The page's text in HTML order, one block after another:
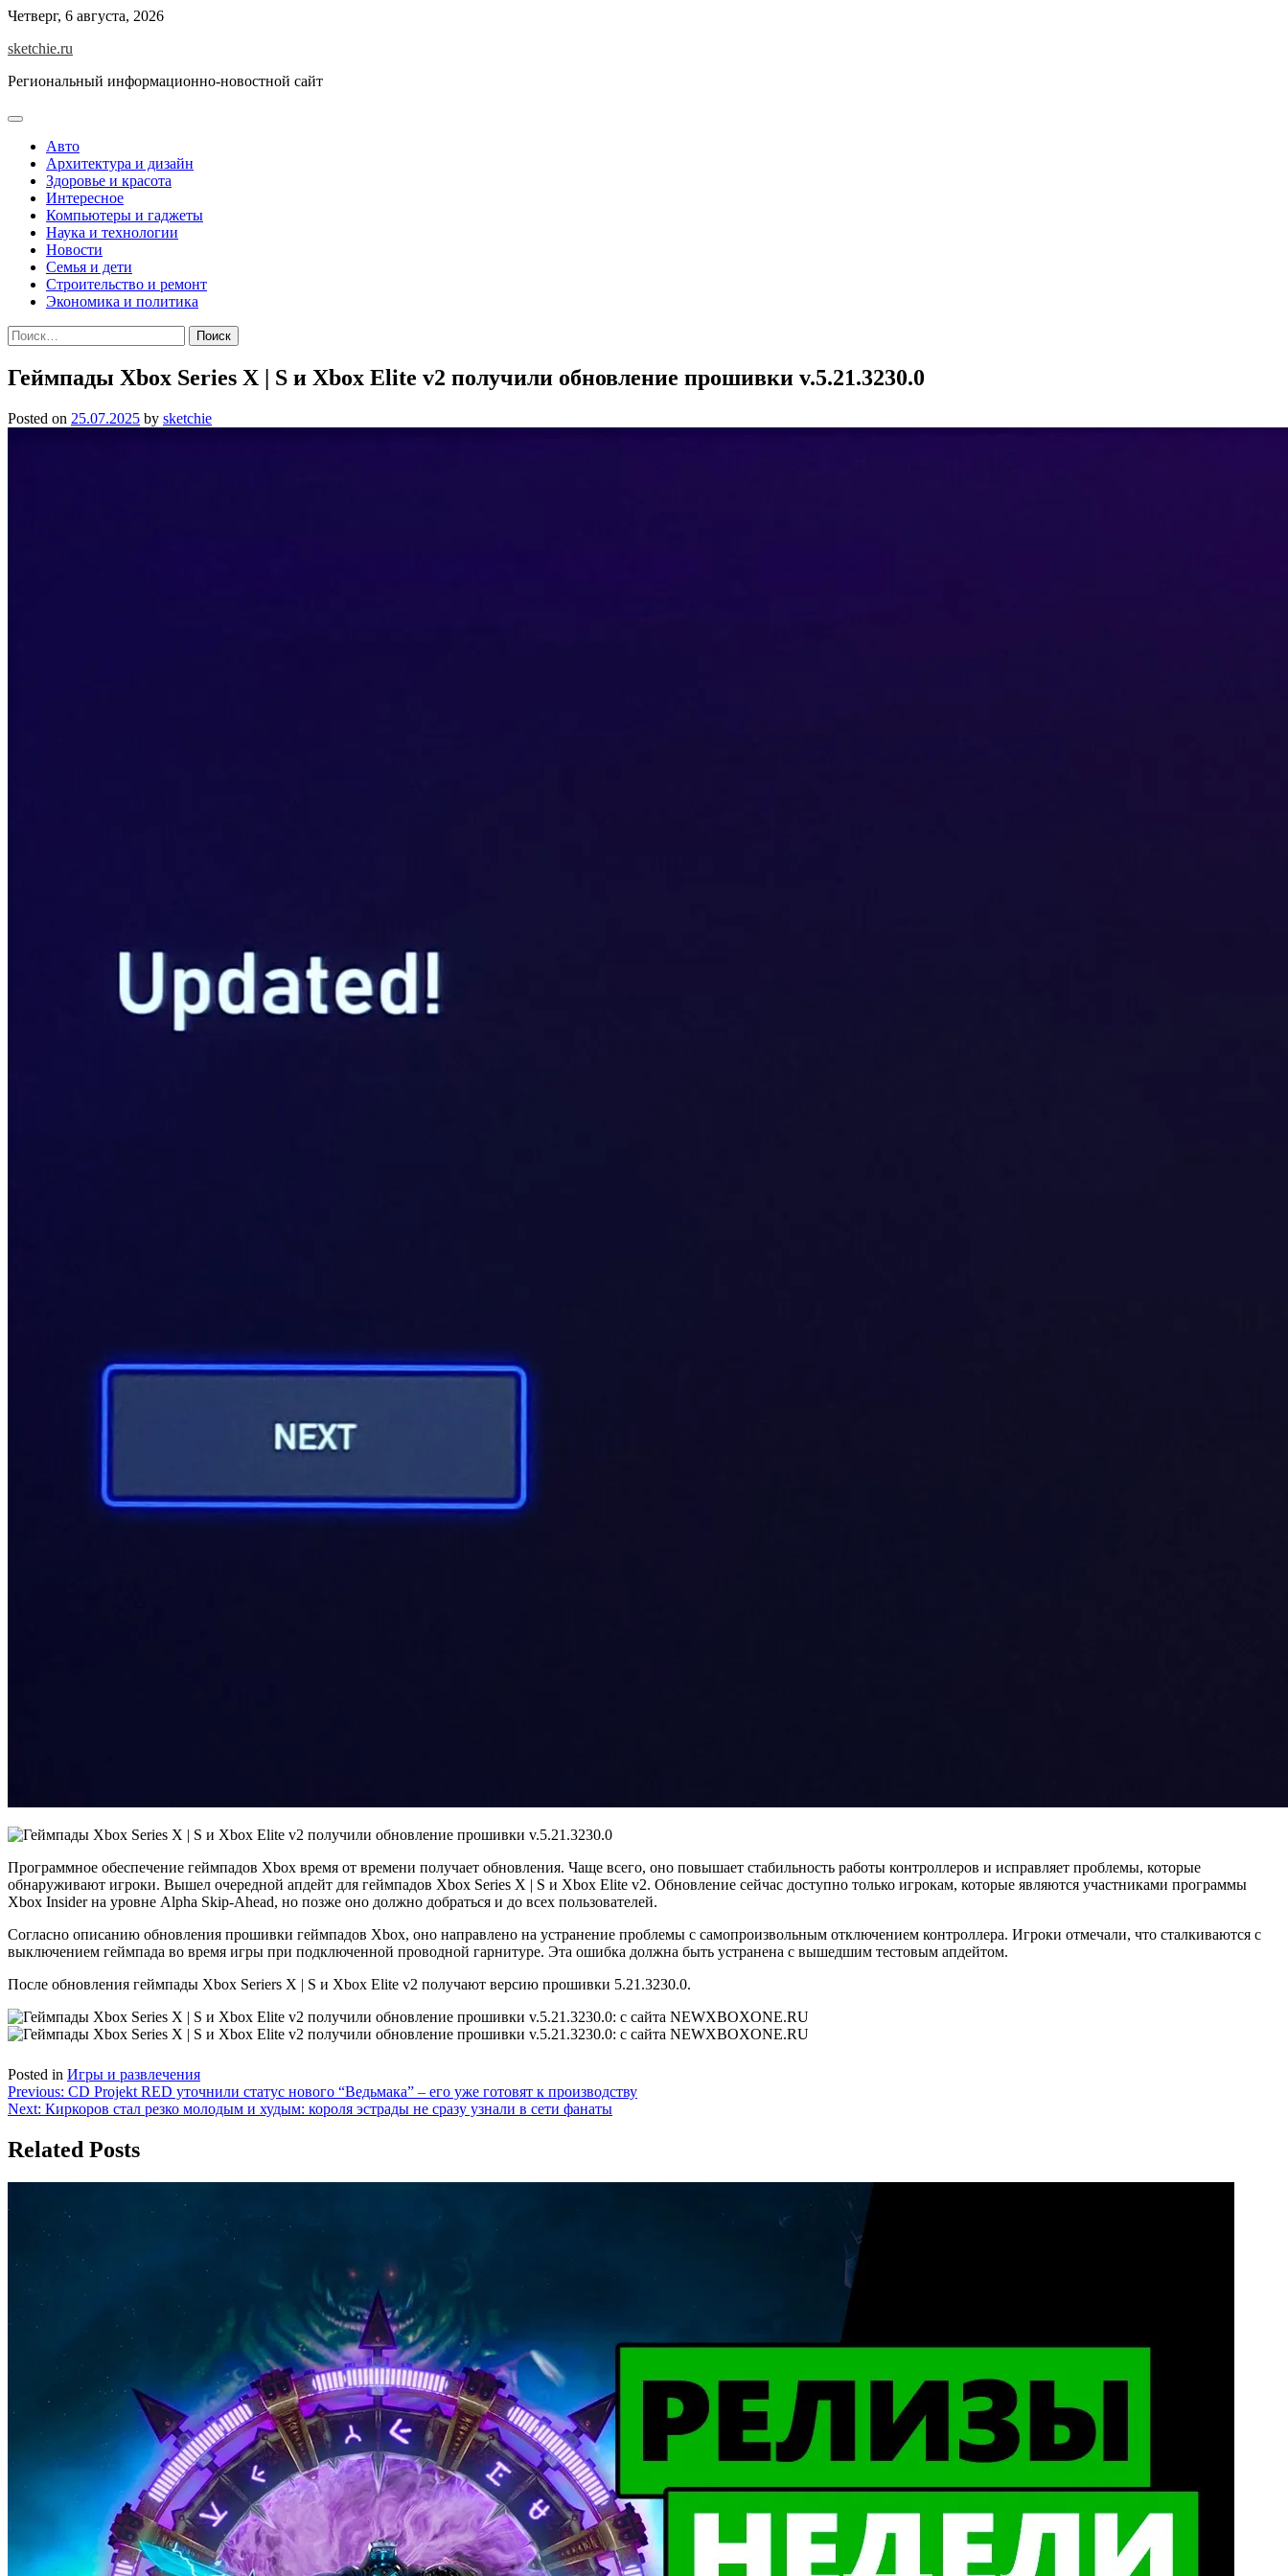
Skip
content
Четверг, 6 августа, 2026
sketchie.ru
Региональный информационно-новостной сайт
Авто
Архитектура и дизайн
Здоровье и красота
Интересное
Компьютеры и гаджеты
Наука и технологии
Новости
Семья и дети
Строительство и ремонт
Экономика и политика
Найти:
Геймпады Xbox Series X | S и Xbox Elite v2 получили обновление прошивки v.5.21.3230.0
Posted on 25.07.2025 by sketchie
Программное обеспечение геймпадов Xbox время от времени получает обновления. Чаще всего, оно повышает стабильность работы контроллеров и исправляет проблемы, которые
обнаруживают игроки. Вышел очередной апдейт для геймпадов Xbox Series X | S и Xbox Elite v2. Обновление сейчас доступно только игрокам, которые являются участниками программы
Xbox Insider на уровне Alpha Skip-Ahead, но позже оно должно добраться и до всех пользователей.
Согласно описанию обновления прошивки геймпадов Xbox, оно направлено на устранение проблемы с самопроизвольным отключением контроллера. Игроки отмечали, что сталкиваются с
выключением геймпада во время игры при подключенной проводной гарнитуре. Эта ошибка должна быть устранена с вышедшим тестовым апдейтом.
После обновления геймпады Xbox Seriers X | S и Xbox Elite v2 получают версию прошивки 5.21.3230.0.
Posted in Игры и развлечения
Навигация
по
записям
Previous: CD Projekt RED уточнили статус нового “Ведьмака” – его уже готовят к производству
Next: Киркоров стал резко молодым и худым: короля эстрады не сразу узнали в сети фанаты
Related Posts